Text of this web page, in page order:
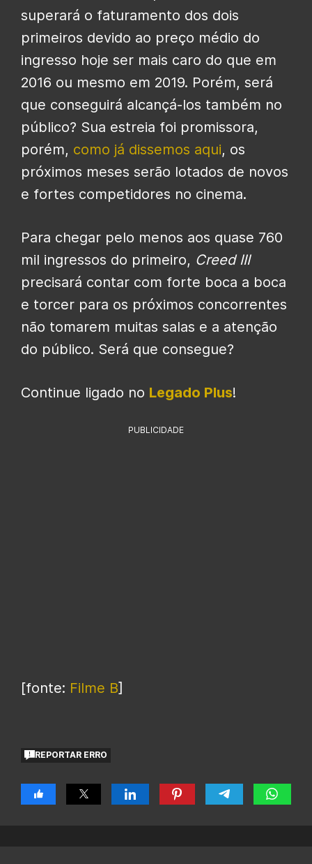
superará o faturamento dos dois
primeiros devido ao preço médio do
ingresso hoje ser mais caro do que em
2016 ou mesmo em 2019. Porém, será
que conseguirá alcançá-los também no
público? Sua estreia foi promissora,
porém, como já dissemos aqui, os
próximos meses serão lotados de novos
e fortes competidores no cinema.
Para chegar pelo menos aos quase 760
mil ingressos do primeiro, Creed III
precisará contar com forte boca a boca
e torcer para os próximos concorrentes
não tomarem muitas salas e a atenção
do público. Será que consegue?
Continue ligado no Legado Plus!
PUBLICIDADE
[fonte: Filme B]
REPORTAR ERRO